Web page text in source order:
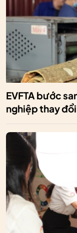
EVFTA bước
nghiệp thay